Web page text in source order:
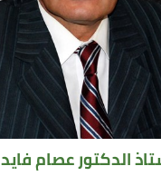
الدكتور عصام فايد